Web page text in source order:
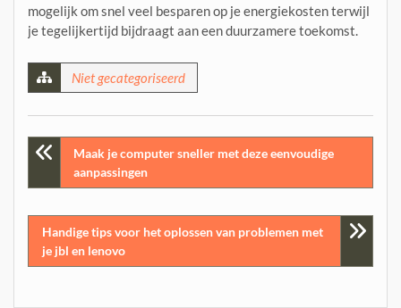
mogelijk om snel veel besparen op je energiekosten terwijl
je tegelijkertijd bijdraagt aan een duurzamere toekomst.
Niet gecategoriseerd
Post
navigation
Maak je computer sneller met deze eenvoudige
aanpassingen
Handige tips voor het oplossen van problemen met
je jbl en lenovo